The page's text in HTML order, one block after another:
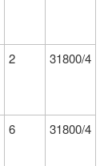
2 31800/4
6 31800/4